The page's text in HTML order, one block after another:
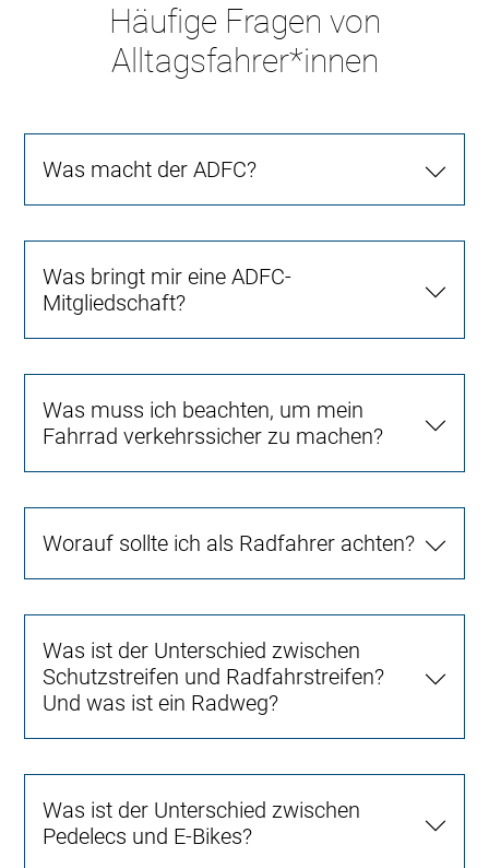
Häufige Fragen von
Alltagsfahrer*innen
Was macht der ADFC?
Was bringt mir eine ADFC-
Mitgliedschaft?
Was muss ich beachten, um mein
Fahrrad verkehrssicher zu machen?
Worauf sollte ich als Radfahrer achten?
Was ist der Unterschied zwischen
Schutzstreifen und Radfahrstreifen?
Und was ist ein Radweg?
Was ist der Unterschied zwischen
Pedelecs und E-Bikes?